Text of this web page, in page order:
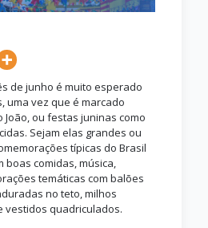
de junho é muito esperado
uma vez que é marcado
ou festas juninas como
Sejam elas grandes ou
típicas do Brasil
boas comidas, música,
temáticas com balões
no teto, milhos
vestidos quadriculados.